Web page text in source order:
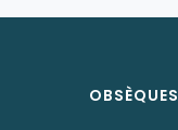
OBSÈQUES